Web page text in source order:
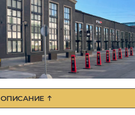
ОПИСАНИЕ